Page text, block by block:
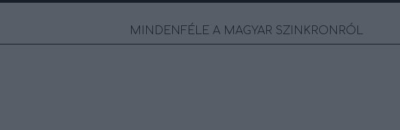
MINDENFÉLE A MAGYAR SZINKRONRÓL